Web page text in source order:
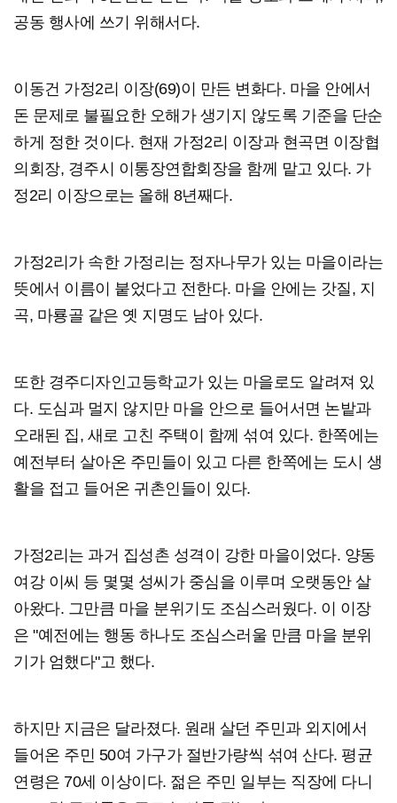
공동 행사에 쓰기 위해서다.
이동건 가정2리 이장(69)이 만든 변화다. 마을 안에서
돈 문제로 불필요한 오해가 생기지 않도록 기준을 단순
하게 정한 것이다. 현재 가정2리 이장과 현곡면 이장협
의회장, 경주시 이통장연합회장을 함께 맡고 있다. 가
정2리 이장으로는 올해 8년째다.
가정2리가 속한 가정리는 정자나무가 있는 마을이라는
뜻에서 이름이 붙었다고 전한다. 마을 안에는 갓질, 지
곡, 마룡골 같은 옛 지명도 남아 있다.
또한 경주디자인고등학교가 있는 마을로도 알려져 있
다. 도심과 멀지 않지만 마을 안으로 들어서면 논밭과
오래된 집, 새로 고친 주택이 함께 섞여 있다. 한쪽에는
예전부터 살아온 주민들이 있고 다른 한쪽에는 도시 생
활을 접고 들어온 귀촌인들이 있다.
가정2리는 과거 집성촌 성격이 강한 마을이었다. 양동
여강 이씨 등 몇몇 성씨가 중심을 이루며 오랫동안 살
아왔다. 그만큼 마을 분위기도 조심스러웠다. 이 이장
은 "예전에는 행동 하나도 조심스러울 만큼 마을 분위
기가 엄했다"고 했다.
하지만 지금은 달라졌다. 원래 살던 주민과 외지에서
들어온 주민 50여 가구가 절반가량씩 섞여 산다. 평균
연령은 70세 이상이다. 젊은 주민 일부는 직장에 다니